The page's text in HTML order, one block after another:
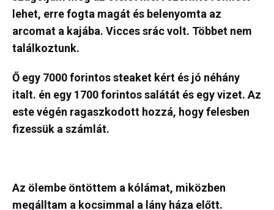
lehet, erre fogta magát és belenyomta az
arcomat a kajába. Vicces srác volt. Többet nem
találkoztunk.
Ő egy 7000 forintos steaket kért és jó néhány
italt. én egy 1700 forintos salátát és egy vizet. Az
este végén ragaszkodott hozzá, hogy felesben
fizessük a számlát.
Az ölembe öntöttem a kólámat, miközben
megálltam a kocsimmal a lány háza előtt.